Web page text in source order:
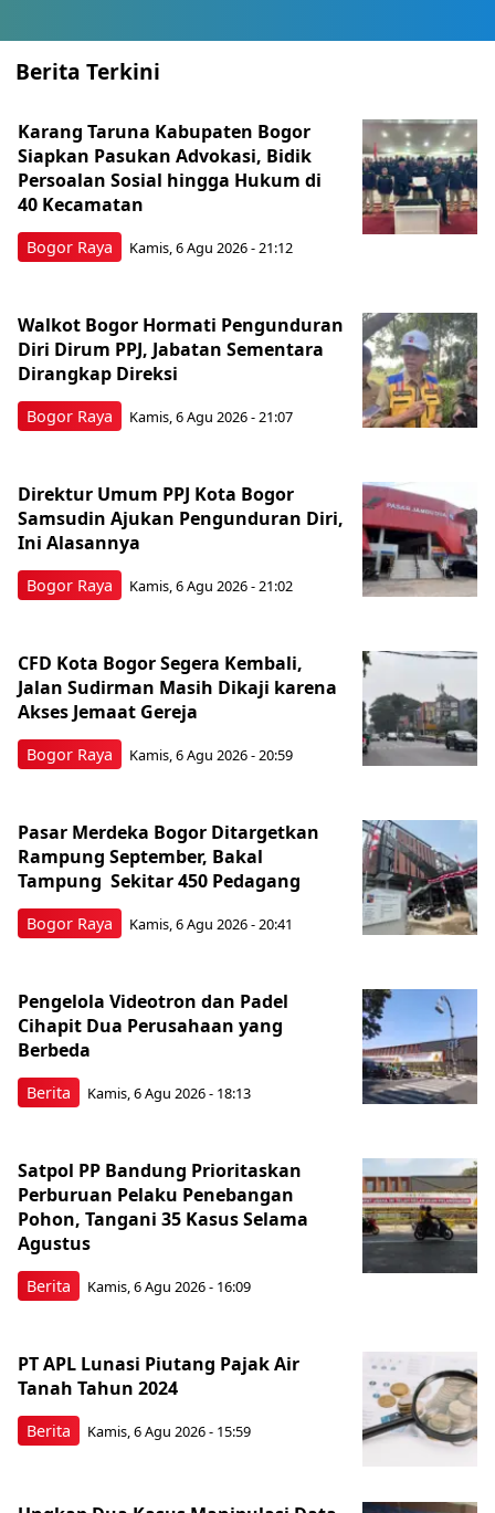
Berita Terkini
Bogor Raya
Karang Taruna Kabupaten Bogor
Siapkan Pasukan Advokasi, Bidik
Persoalan Sosial hingga Hukum di
40 Kecamatan
Kamis, 6 Agu 2026 - 21:12
Bogor Raya
Walkot Bogor Hormati Pengunduran
Diri Dirum PPJ, Jabatan Sementara
Dirangkap Direksi
Kamis, 6 Agu 2026 - 21:07
Bogor Raya
Direktur Umum PPJ Kota Bogor
Samsudin Ajukan Pengunduran Diri,
Ini Alasannya
Kamis, 6 Agu 2026 - 21:02
Bogor Raya
CFD Kota Bogor Segera Kembali,
Jalan Sudirman Masih Dikaji karena
Akses Jemaat Gereja
Kamis, 6 Agu 2026 - 20:59
Bogor Raya
Pasar Merdeka Bogor Ditargetkan
Rampung September, Bakal
Tampung Sekitar 450 Pedagang
Kamis, 6 Agu 2026 - 20:41
Berita
Pengelola Videotron dan Padel
Cihapit Dua Perusahaan yang
Berbeda
Kamis, 6 Agu 2026 - 18:13
Berita
Satpol PP Bandung Prioritaskan
Perburuan Pelaku Penebangan
Pohon, Tangani 35 Kasus Selama
Agustus
Kamis, 6 Agu 2026 - 16:09
Berita
PT APL Lunasi Piutang Pajak Air
Tanah Tahun 2024
Kamis, 6 Agu 2026 - 15:59